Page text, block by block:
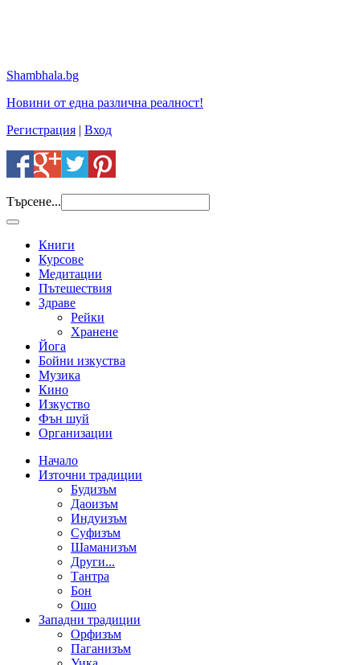
Shambhala.bg
Новини от една различна реалност!
Регистрация | Вход
Търсене...
Книги
Курсове
Медитации
Пътешествия
Здраве
Рейки
Хранене
Йога
Бойни изкуства
Музика
Кино
Изкуство
Фън шуй
Организации
Начало
Източни традиции
Будизъм
Даоизъм
Индуизъм
Суфизъм
Шаманизъм
Други...
Тантра
Бон
Ошо
Западни традиции
Орфизъм
Паганизъм